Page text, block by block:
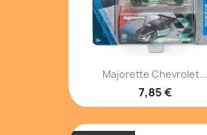
Majorette Chevrolet...
7,85 €